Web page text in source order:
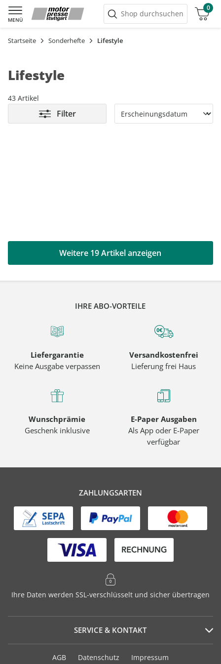
MENÜ
Shop durchsuchen
0
Warenkorb
Startseite Sonderhefte Lifestyle
Lifestyle
43 Artikel
Filter
Weitere 19 Artikel anzeigen
IHRE ABO-VORTEILE
Liefergarantie
Keine Ausgabe verpassen
Versandkostenfrei
Lieferung frei Haus
Wunschprämie
Geschenk inklusive
E-Paper Ausgaben
Als App oder E-Paper
verfügbar
ZAHLUNGSARTEN
Ihre Daten werden SSL-verschlüsselt und sicher übertragen
SERVICE & KONTAKT
Serviceportal
AGB Datenschutz Impressum